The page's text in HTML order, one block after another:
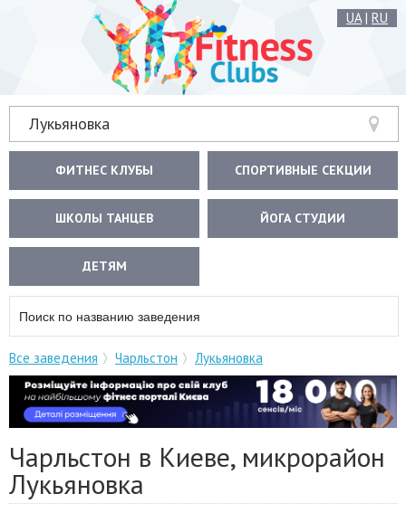
UA| RU
Лукьяновка
ФИТНЕС КЛУБЫ СПОРТИВНЫЕ СЕКЦИИ
ШКОЛЫ ТАНЦЕВ ЙОГА СТУДИИ
ДЕТЯМ
Все заведения Чарльстон Лукьяновка
Чарльстон в Киеве, микрорайон
Лукьяновка